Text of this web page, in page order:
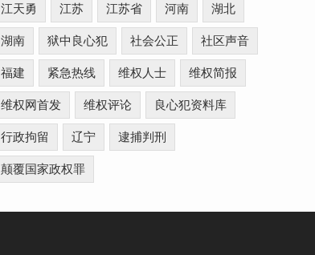
江天勇 江苏 江苏省 河南 湖北
湖南 狱中良心犯 社会公正 社区声音
福建 紧急热线 维权人士 维权简报
维权网首发 维权评论 良心犯资料库
行政拘留 辽宁 逮捕判刑
颠覆国家政权罪